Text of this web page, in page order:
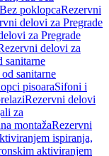
Bez poklopcaRezervni
delovi za Pregrade
za Pregrade
delovi za
sanitarne
sanitarne
pisoaraSifoni i
Rezervni delovi
za
montažaRezervni
ispiranja,
aktiviranjem